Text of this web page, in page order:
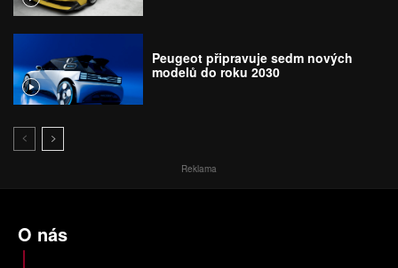
Peugeot připravuje sedm nových
modelů do roku 2030
Reklama
O nás